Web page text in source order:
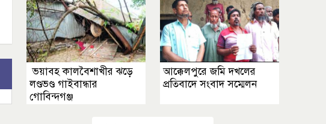
ভয়াবহ কালবৈশাখীর ঝড়ে
লণ্ডভণ্ড গাইবান্ধার
গোবিন্দগঞ্জ
আক্কেলপুরে জমি দখলের
প্রতিবাদে সংবাদ সম্মেলন